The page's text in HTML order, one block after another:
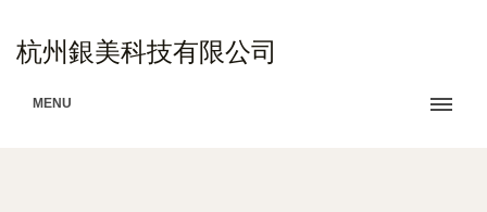
杭州銀美科技有限公司
MENU